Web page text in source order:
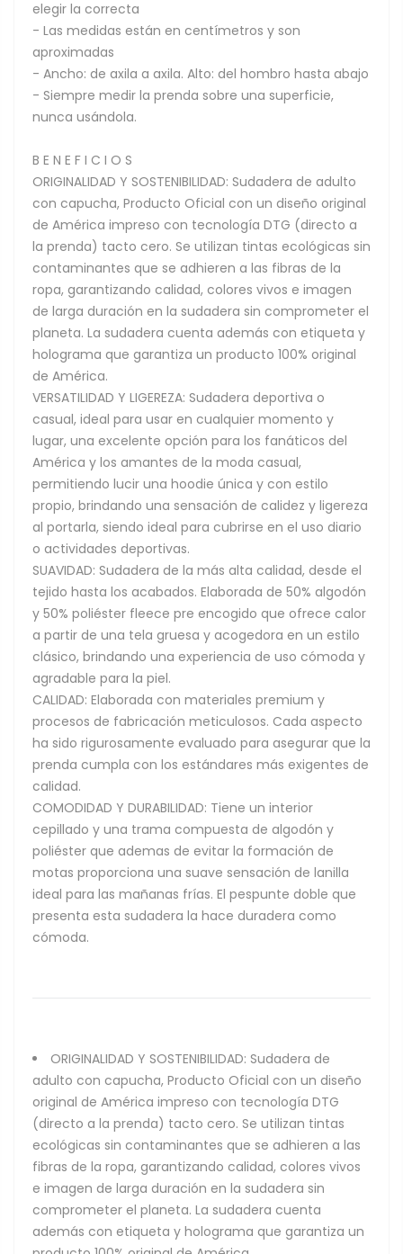
elegir la correcta
- Las medidas están en centímetros y son
aproximadas
- Ancho: de axila a axila. Alto: del hombro hasta abajo
- Siempre medir la prenda sobre una superficie,
nunca usándola.
B E N E F I C I O S
ORIGINALIDAD Y SOSTENIBILIDAD: Sudadera de adulto
con capucha, Producto Oficial con un diseño original
de América impreso con tecnología DTG (directo a
la prenda) tacto cero. Se utilizan tintas ecológicas sin
contaminantes que se adhieren a las fibras de la
ropa, garantizando calidad, colores vivos e imagen
de larga duración en la sudadera sin comprometer el
planeta. La sudadera cuenta además con etiqueta y
holograma que garantiza un producto 100% original
de América.
VERSATILIDAD Y LIGEREZA: Sudadera deportiva o
casual, ideal para usar en cualquier momento y
lugar, una excelente opción para los fanáticos del
América y los amantes de la moda casual,
permitiendo lucir una hoodie única y con estilo
propio, brindando una sensación de calidez y ligereza
al portarla, siendo ideal para cubrirse en el uso diario
o actividades deportivas.
SUAVIDAD: Sudadera de la más alta calidad, desde el
tejido hasta los acabados. Elaborada de 50% algodón
y 50% poliéster fleece pre encogido que ofrece calor
a partir de una tela gruesa y acogedora en un estilo
clásico, brindando una experiencia de uso cómoda y
agradable para la piel.
CALIDAD: Elaborada con materiales premium y
procesos de fabricación meticulosos. Cada aspecto
ha sido rigurosamente evaluado para asegurar que la
prenda cumpla con los estándares más exigentes de
calidad.
COMODIDAD Y DURABILIDAD: Tiene un interior
cepillado y una trama compuesta de algodón y
poliéster que ademas de evitar la formación de
motas proporciona una suave sensación de lanilla
ideal para las mañanas frías. El pespunte doble que
presenta esta sudadera la hace duradera como
cómoda.
ORIGINALIDAD Y SOSTENIBILIDAD: Sudadera de
adulto con capucha, Producto Oficial con un diseño
original de América impreso con tecnología DTG
(directo a la prenda) tacto cero. Se utilizan tintas
ecológicas sin contaminantes que se adhieren a las
fibras de la ropa, garantizando calidad, colores vivos
e imagen de larga duración en la sudadera sin
comprometer el planeta. La sudadera cuenta
además con etiqueta y holograma que garantiza un